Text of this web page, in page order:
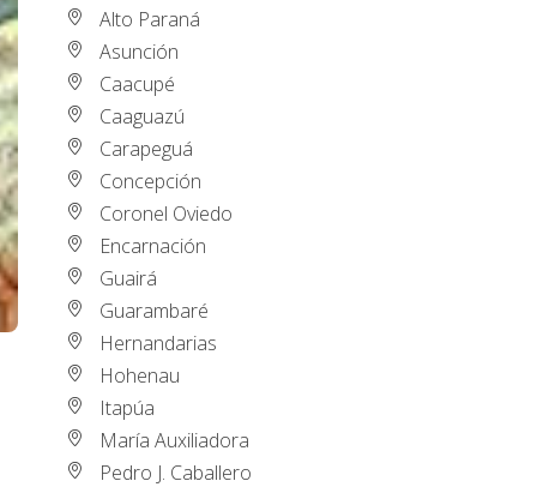
Alto Paraná
Asunción
Caacupé
Caaguazú
Carapeguá
Concepción
Coronel Oviedo
Encarnación
Guairá
Guarambaré
Hernandarias
Hohenau
Itapúa
María Auxiliadora
Pedro J. Caballero